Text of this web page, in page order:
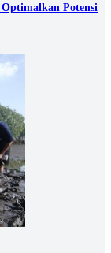
Potensi